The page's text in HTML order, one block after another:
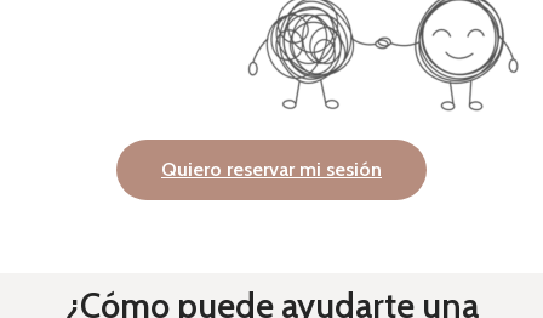
Quiero reservar mi sesión
¿Cómo puede ayudarte una